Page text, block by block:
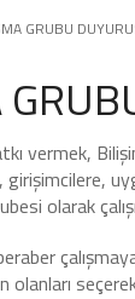
GRUBU
vermek,
olarak
olanları